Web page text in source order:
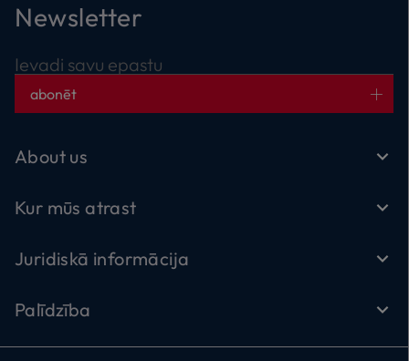
Newsletter
Ievadi savu epastu
abonēt
About us
Kur mūs atrast
Juridiskā informācija
Palīdzība